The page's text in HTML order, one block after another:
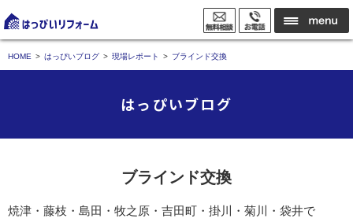
HOME はっぴいブログ 現場レポート ブラインド交換
はっぴいブログ
ブラインド交換
焼津・藤枝・島田・牧之原・吉田町・掛川・菊川・袋井で